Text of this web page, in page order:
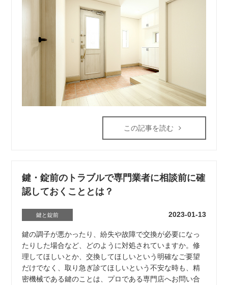
この記事を読む
鍵・錠前のトラブルで専門業者に相談前に確
認しておくこととは？
鍵と錠前 2023-01-13
鍵の調子が悪かったり、紛失や故障で交換が必要になっ
たりした場合など、どのように対処されていますか。修
理してほしいとか、交換してほしいという明確なご要望
だけでなく、取り急ぎ診てほしいという不安な時も、精
密機械である鍵のことは、プロである専門店へお問い合